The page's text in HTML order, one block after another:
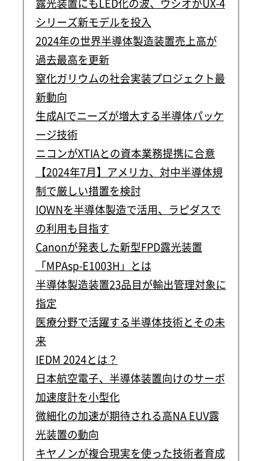
シリーズ新モデルを投入
2024年の世界半導体製造装置売上高が
過去最高を更新
窒化ガリウムの社会実装プロジェクト最
新動向
生成AIでニーズが増大する半導体パッケ
ージ技術
ニコンがXTIAとの資本業務提携に合意
【2024年7月】アメリカ、対中半導体規
制で厳しい措置を検討
IOWNを半導体製造で活用、ラピダスで
の利用も目指す
Canonが発表した新型FPD露光装置
「MPAsp-E1003H」とは
半導体製造装置23品目が輸出管理対象に
指定
医療分野で活躍する半導体技術とその未
来
IEDM 2024とは？
日本航空電子、半導体装置向けのサーボ
加速度計を小型化
微細化の加速が期待される高NA EUV露
光装置の動向
キヤノンが複合現実を使った技術者育成